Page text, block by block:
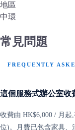
地區
中環
常見問題
FREQUENTLY
這個服務式辦公室收
收費由 HK$6,000 / 月
位)。月費已包含家具、